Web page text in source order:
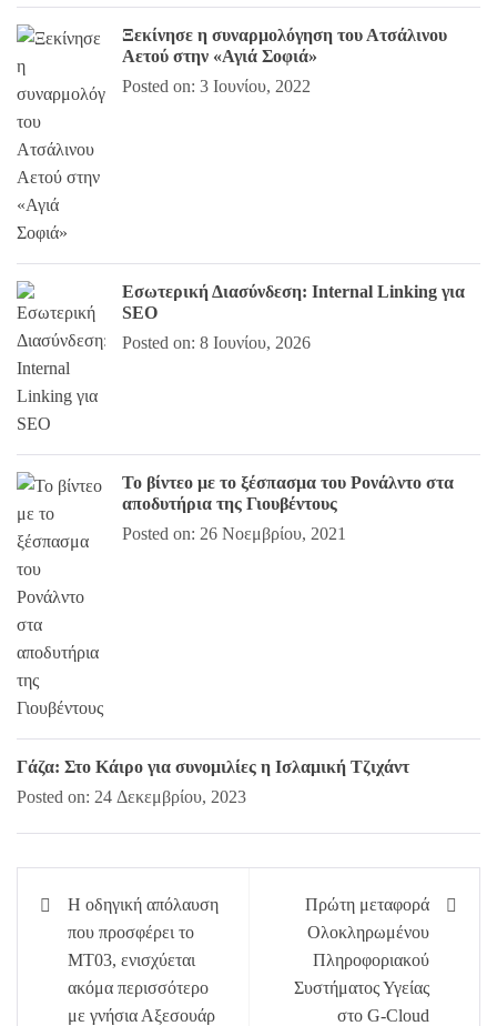
Ξεκίνησε η συναρμολόγηση του Ατσάλινου
Αετού στην «Αγιά Σοφιά»
Posted on: 3 Ιουνίου, 2022
Εσωτερική Διασύνδεση: Internal Linking για
SEO
Posted on: 8 Ιουνίου, 2026
Το βίντεο με το ξέσπασμα του Ρονάλντο στα
αποδυτήρια της Γιουβέντους
Posted on: 26 Νοεμβρίου, 2021
Γάζα: Στο Κάιρο για συνομιλίες η Ισλαμική Τζιχάντ
Posted on: 24 Δεκεμβρίου, 2023
Πλοήγηση
άρθρων
Η οδηγική απόλαυση
που προσφέρει το
ΜΤ03, ενισχύεται
ακόμα περισσότερο
με γνήσια Αξεσουάρ
Πρώτη μεταφορά
Ολοκληρωμένου
Πληροφοριακού
Συστήματος Υγείας
στο G-Cloud